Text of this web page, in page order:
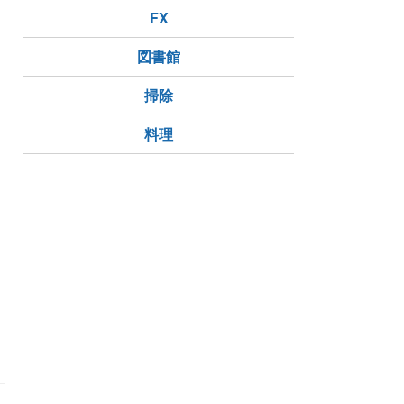
FX
図書館
掃除
料理